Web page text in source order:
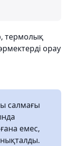
термолық
орау
салмағы
емес,